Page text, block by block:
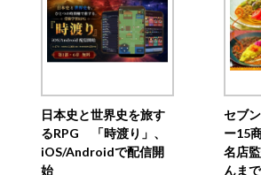
日本史と世界史を旅す
るRPG 「時渡り」、
iOS/Androidで配信開
始
セブ
ー15
名店
んま